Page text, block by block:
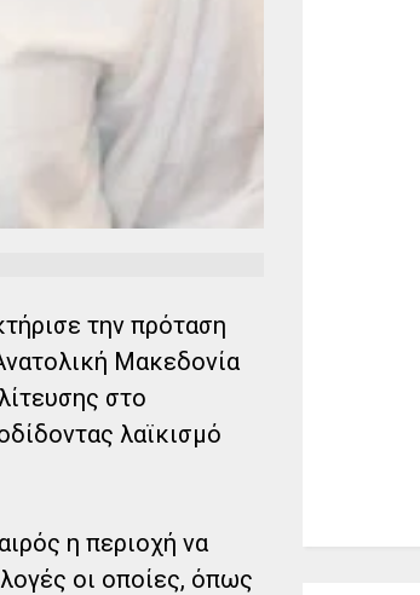
την πρόταση
Μακεδονία
στο
λαϊκισμό
η περιοχή να
οι οποίες, όπως